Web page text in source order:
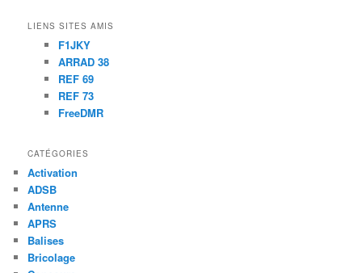
LIENS SITES AMIS
F1JKY
ARRAD 38
REF 69
REF 73
FreeDMR
CATÉGORIES
Activation
ADSB
Antenne
APRS
Balises
Bricolage